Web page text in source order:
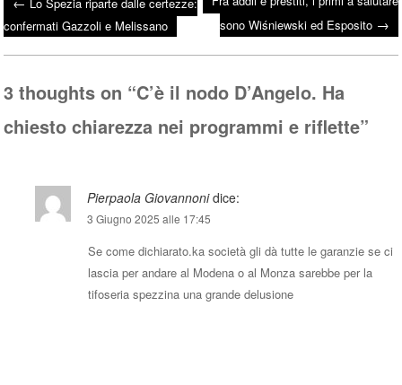
bo
ok
tte
r
ts
A
Post navigation
confermati Gazzoli e Melissano
sono Wiśniewski ed Esposito →
3 thoughts on “C’è il nodo D’Angelo. Ha
chiesto chiarezza nei programmi e riflette”
Pierpaola Giovannoni dice:
3 Giugno 2025 alle 17:45
Se come dichiarato.ka società gli dà tutte le garanzie se ci
lascia per andare al Modena o al Monza sarebbe per la
tifoseria spezzina una grande delusione